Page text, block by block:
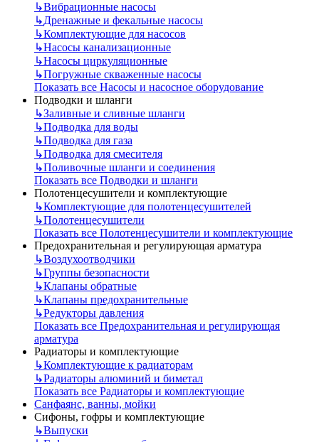
↳Вибрационные насосы
↳Дренажные и фекальные насосы
↳Комплектующие для насосов
↳Насосы канализационные
↳Насосы циркуляционные
↳Погружные скваженные насосы
Показать все Насосы и насосное оборудование
Подводки и шланги
↳Заливные и сливные шланги
↳Подводка для воды
↳Подводка для газа
↳Подводка для смесителя
↳Поливочные шланги и соединения
Показать все Подводки и шланги
Полотенцесушители и комплектующие
↳Комплектующие для полотенцесушителей
↳Полотенцесушители
Показать все Полотенцесушители и комплектующие
Предохранительная и регулирующая арматура
↳Воздухоотводчики
↳Группы безопасности
↳Клапаны обратные
↳Клапаны предохранительные
↳Редукторы давления
Показать все Предохранительная и регулирующая
арматура
Радиаторы и комплектующие
↳Комплектующие к радиаторам
↳Радиаторы алюминий и биметал
Показать все Радиаторы и комплектующие
Санфаянс, ванны, мойки
Сифоны, гофры и комплектующие
↳Выпуски